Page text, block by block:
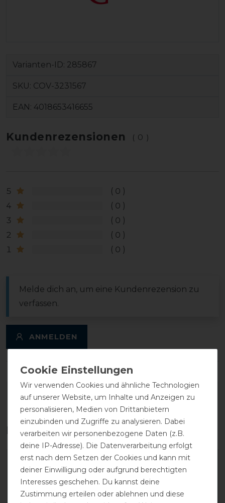
Varianten-ID: 285867
SKU: COV-3231567
EAN: 4018653416655
Kundenrezensionen (0)
5
0
4
0
3
0
2
0
1
0
Melde dich an, um eine Kundenrezension zu
verfassen.
ANMELDEN
DETAILS ZUR PRODUKTSICHERHEIT
Das perfekte Zubehör für dich
-20% -20%
Wir verwenden Cookies und ähnliche Technologien
auf unserer Website, um Inhalte und Anzeigen zu
personalisieren, Medien von Drittanbietern
einzubinden und Zugriffe zu analysieren. Dabei
verarbeiten wir personenbezogene Daten (z.B.
deine IP-Adresse). Die Datenverarbeitung erfolgt
erst nach dem Setzen der Cookies und kann mit
deiner Einwilligung oder aufgrund berechtigten
Interesses geschehen. Du kannst deine
Zustimmung erteilen oder ablehnen und diese